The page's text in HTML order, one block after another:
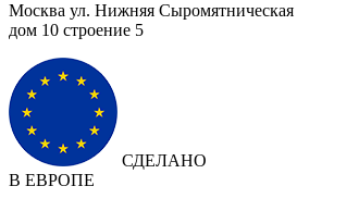
Москва ул. Нижняя Сыромятническая
дом 10 cтроение 5
СДЕЛАНО
В ЕВРОПЕ